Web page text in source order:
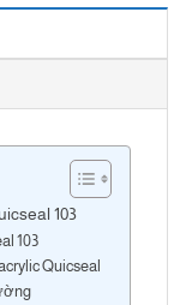
103
103
Quicseal